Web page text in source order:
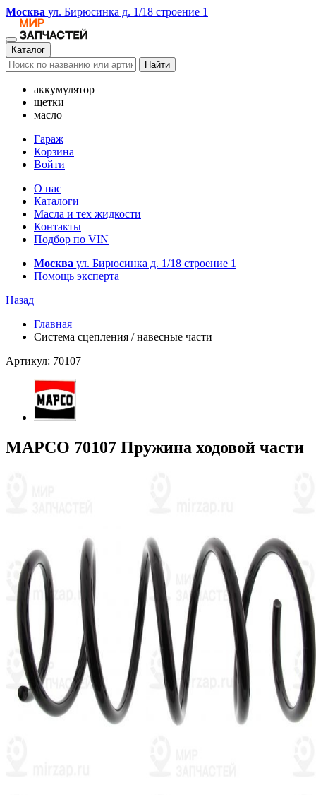
Москва ул. Бирюсинка д. 1/18 строение 1
Каталог
Найти
аккумулятор
щетки
масло
Гараж
Корзина
Войти
О нас
Каталоги
Масла и тех жидкости
Контакты
Подбор по VIN
Москва ул. Бирюсинка д. 1/18 строение 1
Помощь эксперта
Назад
Главная
Система сцепления / навесные части
Артикул: 70107
MAPCO 70107 Пружина ходовой части